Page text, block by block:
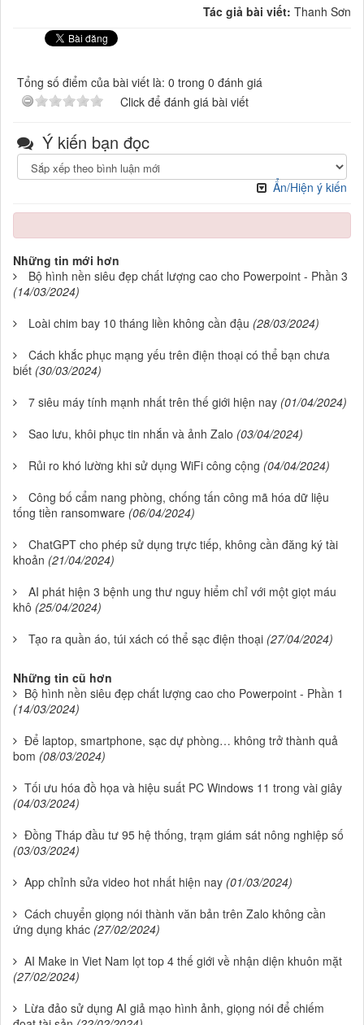
Tác giả bài viết: Thanh Sơn
Tổng số điểm của bài viết là: 0 trong 0 đánh giá
Click để đánh giá bài viết
Ý kiến bạn đọc
Ẩn/Hiện ý kiến
Những tin mới hơn
Bộ hình nền siêu đẹp chất lượng cao cho Powerpoint - Phần 3
(14/03/2024)
Loài chim bay 10 tháng liền không cần đậu (28/03/2024)
Cách khắc phục mạng yếu trên điện thoại có thể bạn chưa
biết (30/03/2024)
7 siêu máy tính mạnh nhất trên thế giới hiện nay (01/04/2024)
Sao lưu, khôi phục tin nhắn và ảnh Zalo (03/04/2024)
Rủi ro khó lường khi sử dụng WiFi công cộng (04/04/2024)
Công bố cẩm nang phòng, chống tấn công mã hóa dữ liệu
tống tiền ransomware (06/04/2024)
ChatGPT cho phép sử dụng trực tiếp, không cần đăng ký tài
khoản (21/04/2024)
AI phát hiện 3 bệnh ung thư nguy hiểm chỉ với một giọt máu
khô (25/04/2024)
Tạo ra quần áo, túi xách có thể sạc điện thoại (27/04/2024)
Những tin cũ hơn
Bộ hình nền siêu đẹp chất lượng cao cho Powerpoint - Phần 1
(14/03/2024)
Để laptop, smartphone, sạc dự phòng… không trở thành quả
bom (08/03/2024)
Tối ưu hóa đồ họa và hiệu suất PC Windows 11 trong vài giây
(04/03/2024)
Đồng Tháp đầu tư 95 hệ thống, trạm giám sát nông nghiệp số
(03/03/2024)
App chỉnh sửa video hot nhất hiện nay (01/03/2024)
Cách chuyển giọng nói thành văn bản trên Zalo không cần
ứng dụng khác (27/02/2024)
AI Make in Viet Nam lọt top 4 thế giới về nhận diện khuôn mặt
(27/02/2024)
Lừa đảo sử dụng AI giả mạo hình ảnh, giọng nói để chiếm